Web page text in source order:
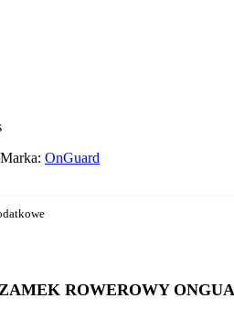
Marka: OnGuard
ROWEROWY